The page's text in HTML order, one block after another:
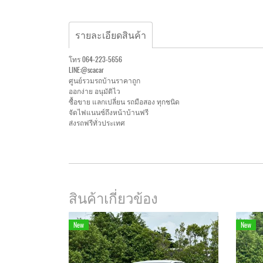
รายละเอียดสินค้า
โทร 064-223-5656
LINE:@scacar
ศูนย์รวมรถบ้านราคาถูก
ออกง่าย อนุมัติไว
ซื้อขาย แลกเปลี่ยน รถมือสอง ทุกชนิด
จัดไฟแนนซ์ถึงหน้าบ้านฟรี
ส่งรถฟรีทั่วประเทศ
สินค้าเกี่ยวข้อง
New New